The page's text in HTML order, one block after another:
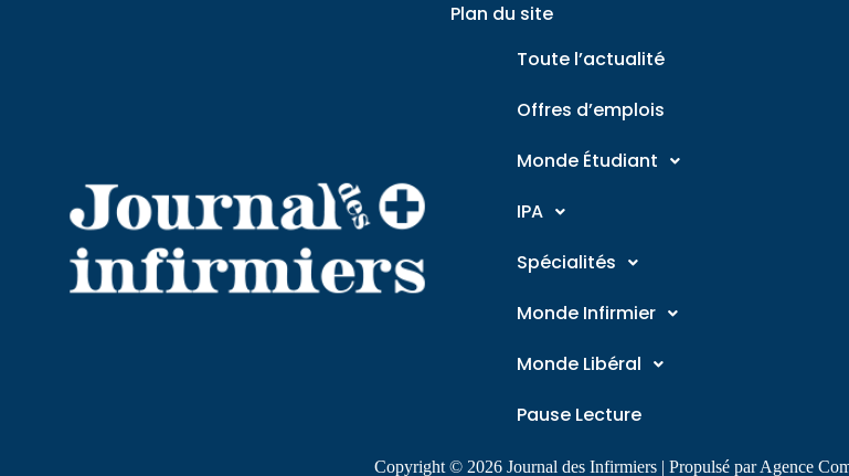
Plan du site
Toute l’actualité
Offres d’emplois
Monde Étudiant
IPA
Spécialités
Monde Infirmier
Monde Libéral
Pause Lecture
Copyright © 2026 Journal des Infirmiers | Propulsé par Agence